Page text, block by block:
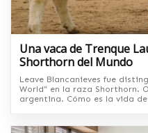
Una vaca de Trenque
Shorthorn del Mundo
Leave Blancanieves fue
World” en la raza Shorthorn.
argentina. Cómo es la vida